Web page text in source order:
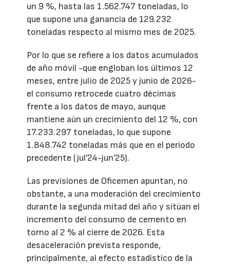
un 9 %, hasta las 1.562.747 toneladas, lo
que supone una ganancia de 129.232
toneladas respecto al mismo mes de 2025.
Por lo que se refiere a los datos acumulados
de año móvil -que engloban los últimos 12
meses, entre julio de 2025 y junio de 2026-
el consumo retrocede cuatro décimas
frente a los datos de mayo, aunque
mantiene aún un crecimiento del 12 %, con
17.233.297 toneladas, lo que supone
1.848.742 toneladas más que en el período
precedente (jul’24-jun’25).
Las previsiones de Oficemen apuntan, no
obstante, a una moderación del crecimiento
durante la segunda mitad del año y sitúan el
incremento del consumo de cemento en
torno al 2 % al cierre de 2026. Esta
desaceleración prevista responde,
principalmente, al efecto estadístico de la